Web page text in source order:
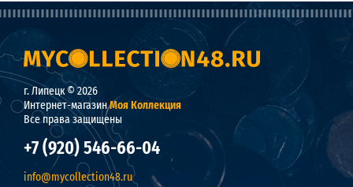
г. Липецк © 2026
Интернет-магазинМоя Коллекция
Все права защищены
+7 (920) 546-66-04
info@mycollection48.ru